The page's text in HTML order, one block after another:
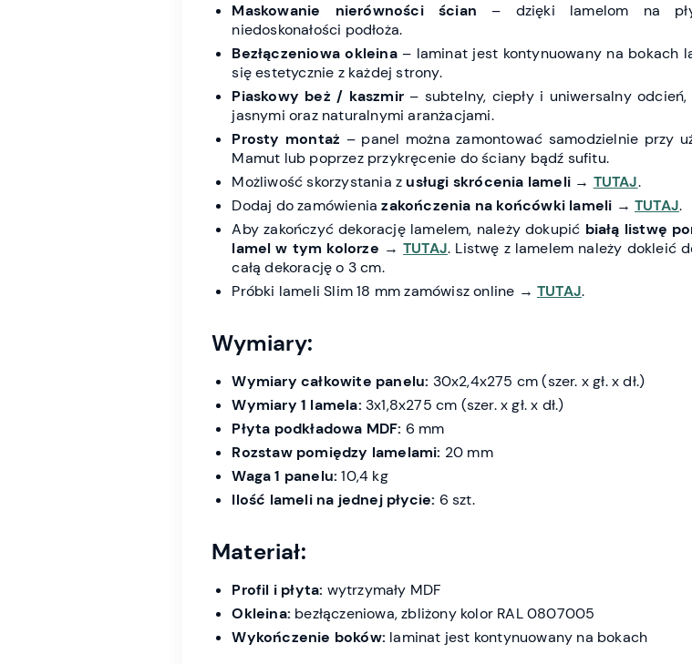
Maskowanie nierówności ścian – dzięki lamelom na
niedoskonałości podłoża.
Bezłączeniowa okleina– laminat jest kontynuowany na bokach
się estetycznie z każdej strony.
Piaskowy beż / kaszmir– subtelny, ciepły i uniwersalny
jasnymi oraz naturalnymi aranżacjami.
Prosty montaż – panel można zamontować samodzielnie przy
Mamut lub poprzez przykręcenie do ściany bądź sufitu.
Możliwość skorzystania zusługi skrócenia lameli → TUTAJ.
Dodaj do zamówieniazakończenia na końcówki lameli → TUTAJ.
Aby zakończyć dekorację lamelem, należy dokupić białą listwę
lamel w tym kolorze →TUTAJ. Listwę z lamelem należy dokleić
całą dekorację o 3 cm.
Próbki lameli Slim 18 mm zamówisz online → TUTAJ.
Wymiary:
Wymiary całkowite panelu: 30x2,4x275 cm (szer. x gł. x dł.)
Wymiary 1 lamela: 3x1,8x275 cm (szer. x gł. x dł.)
Płyta podkładowa MDF: 6 mm
Rozstaw pomiędzy lamelami: 20 mm
Waga 1 panelu: 10,4 kg
Ilość lameli na jednej płycie: 6 szt.
Materiał:
Profil i płyta: wytrzymały MDF
Okleina: bezłączeniowa, zbliżony kolor RAL 0807005
Wykończenie boków: laminat jest kontynuowany na bokach